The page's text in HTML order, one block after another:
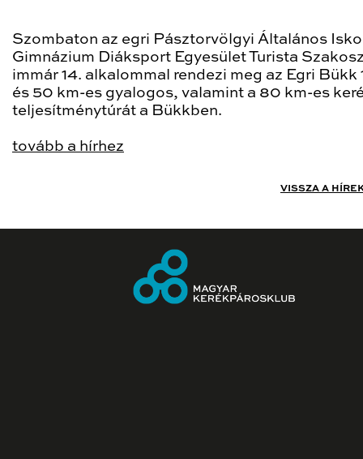
Szombaton az egri Pásztorvölgyi Általános
Gimnázium Diáksport Egyesület Turista
immár 14. alkalommal rendezi meg az Egri Bükk
és 50 km-es gyalogos, valamint a 80 km-es
teljesítménytúrát a Bükkben.
tovább a hírhez
VISSZA A